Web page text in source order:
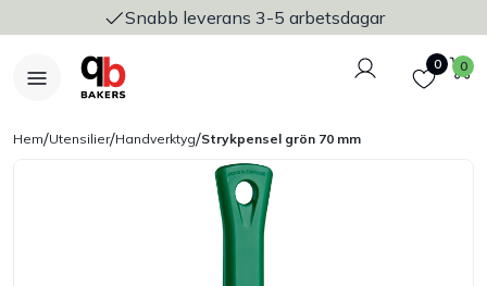
Snabb leverans 3-5 arbetsdagar
Logga in
Favoriter
0 0
Hem/Utensilier/Handverktyg/Strykpensel grön 70 mm